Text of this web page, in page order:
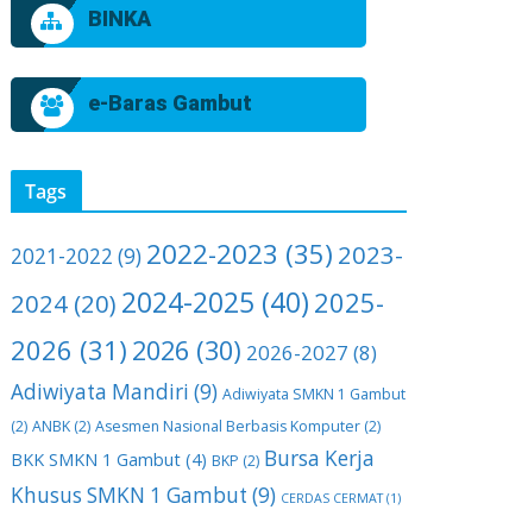
BINKA
e-Baras Gambut
Tags
2021-2022 (9) 2022-2023 (35) 2023-
2024 (20) 2024-2025 (40) 2025-
2026 (31) 2026 (30) 2026-2027 (8)
Adiwiyata Mandiri (9) Adiwiyata SMKN 1 Gambut
(2) ANBK (2) Asesmen Nasional Berbasis Komputer (2)
BKK SMKN 1 Gambut (4) BKP (2) Bursa Kerja
Khusus SMKN 1 Gambut (9) CERDAS CERMAT(1)